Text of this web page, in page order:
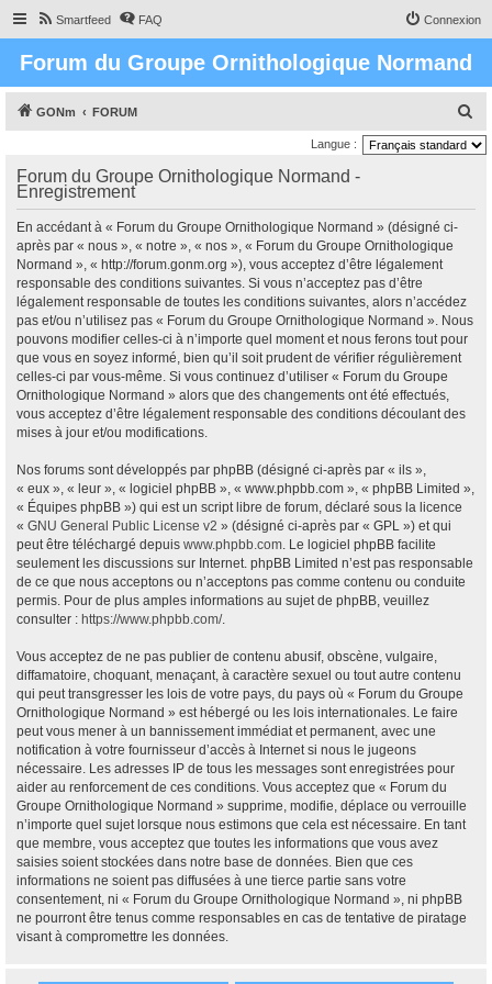
Smartfeed FAQ Connexion
Forum du Groupe Ornithologique Normand
GONm FORUM
e
Langue :
Forum du Groupe Ornithologique Normand -
Enregistrement
En accédant à « Forum du Groupe Ornithologique Normand » (désigné ci-
après par « nous », « notre », « nos », « Forum du Groupe Ornithologique
Normand », « http://forum.gonm.org »), vous acceptez d’être légalement
responsable des conditions suivantes. Si vous n’acceptez pas d’être
légalement responsable de toutes les conditions suivantes, alors n’accédez
pas et/ou n’utilisez pas « Forum du Groupe Ornithologique Normand ». Nous
pouvons modifier celles-ci à n’importe quel moment et nous ferons tout pour
que vous en soyez informé, bien qu’il soit prudent de vérifier régulièrement
celles-ci par vous-même. Si vous continuez d’utiliser « Forum du Groupe
Ornithologique Normand » alors que des changements ont été effectués,
vous acceptez d’être légalement responsable des conditions découlant des
mises à jour et/ou modifications.
Nos forums sont développés par phpBB (désigné ci-après par « ils »,
« eux », « leur », « logiciel phpBB », « www.phpbb.com », « phpBB Limited »,
« Équipes phpBB ») qui est un script libre de forum, déclaré sous la licence
« GNU General Public License v2 » (désigné ci-après par « GPL ») et qui
peut être téléchargé depuis www.phpbb.com. Le logiciel phpBB facilite
seulement les discussions sur Internet. phpBB Limited n’est pas responsable
de ce que nous acceptons ou n’acceptons pas comme contenu ou conduite
permis. Pour de plus amples informations au sujet de phpBB, veuillez
consulter : https://www.phpbb.com/.
Vous acceptez de ne pas publier de contenu abusif, obscène, vulgaire,
diffamatoire, choquant, menaçant, à caractère sexuel ou tout autre contenu
qui peut transgresser les lois de votre pays, du pays où « Forum du Groupe
Ornithologique Normand » est hébergé ou les lois internationales. Le faire
peut vous mener à un bannissement immédiat et permanent, avec une
notification à votre fournisseur d’accès à Internet si nous le jugeons
nécessaire. Les adresses IP de tous les messages sont enregistrées pour
aider au renforcement de ces conditions. Vous acceptez que « Forum du
Groupe Ornithologique Normand » supprime, modifie, déplace ou verrouille
n’importe quel sujet lorsque nous estimons que cela est nécessaire. En tant
que membre, vous acceptez que toutes les informations que vous avez
saisies soient stockées dans notre base de données. Bien que ces
informations ne soient pas diffusées à une tierce partie sans votre
consentement, ni « Forum du Groupe Ornithologique Normand », ni phpBB
ne pourront être tenus comme responsables en cas de tentative de piratage
visant à compromettre les données.